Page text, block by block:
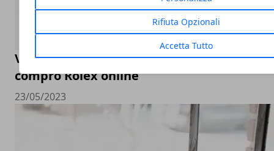
Rifiuta Opzionali
Accetta Tutto
Valutazione orologi Rolex online, come
compro Rolex online
23/05/2023